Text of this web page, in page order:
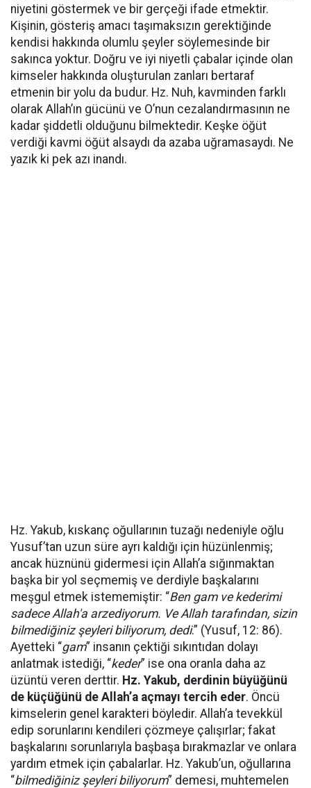
niyetini göstermek ve bir gerçeği ifade etmektir.
Kişinin, gösteriş amacı taşımaksızın gerektiğinde
kendisi hakkında olumlu şeyler söylemesinde bir
sakınca yoktur. Doğru ve iyi niyetli çabalar içinde olan
kimseler hakkında oluşturulan zanları bertaraf
etmenin bir yolu da budur. Hz. Nuh, kavminden farklı
olarak Allah’ın gücünü ve O’nun cezalandırmasının ne
kadar şiddetli olduğunu bilmektedir. Keşke öğüt
verdiği kavmi öğüt alsaydı da azaba uğramasaydı. Ne
yazık ki pek azı inandı.
Hz. Yakub, kıskanç oğullarının tuzağı nedeniyle oğlu
Yusuf’tan uzun süre ayrı kaldığı için hüzünlenmiş;
ancak hüznünü gidermesi için Allah’a sığınmaktan
başka bir yol seçmemiş ve derdiyle başkalarını
meşgul etmek istememiştir: “Ben gam ve kederimi
sadece Allah'a arzediyorum. Ve Allah tarafından, sizin
bilmediğiniz şeyleri biliyorum, dedi.” (Yusuf, 12: 86).
Ayetteki “gam” insanın çektiği sıkıntıdan dolayı
anlatmak istediği, “keder” ise ona oranla daha az
üzüntü veren derttir. Hz. Yakub, derdinin büyüğünü
de küçüğünü de Allah’a açmayı tercih eder. Öncü
kimselerin genel karakteri böyledir. Allah’a tevekkül
edip sorunlarını kendileri çözmeye çalışırlar; fakat
başkalarını sorunlarıyla başbaşa bırakmazlar ve onlara
yardım etmek için çabalarlar. Hz. Yakub’un, oğullarına
“bilmediğiniz şeyleri biliyorum” demesi, muhtemelen